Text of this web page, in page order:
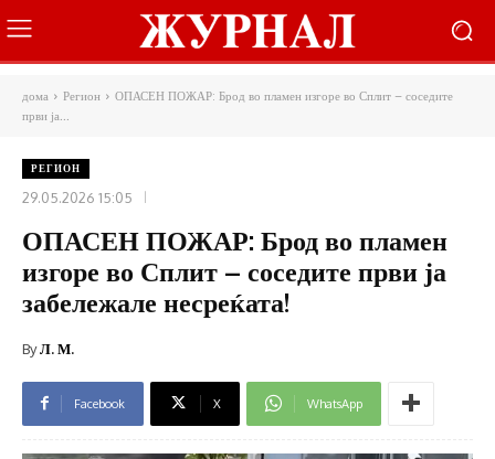
дома Регион
ОПАСЕН ПОЖАР: Брод во пламен изгоре во Сплит – соседите
први ја...
РЕГИОН
29.05.2026 15:05
ОПАСЕН ПОЖАР: Брод во пламен
изгоре во Сплит – соседите први ја
забележале несреќата!
ByЛ. М.
Facebook X WhatsApp